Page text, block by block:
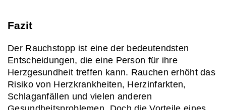
Fazit
Der Rauchstopp ist eine der bedeutendsten
Entscheidungen, die eine Person für ihre
Herzgesundheit treffen kann. Rauchen erhöht das
Risiko von Herzkrankheiten, Herzinfarkten,
Schlaganfällen und vielen anderen